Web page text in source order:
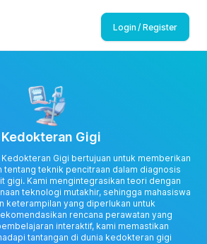
Login / Register
Gigi
Gigi bertujuan untuk memberikan
tentang teknik pencitraan dalam diagnosis
gigi. Kami mengintegrasikan teori dengan
teknologi mutakhir, sehingga mahasiswa
keterampilan yang diperlukan untuk
rencana perawatan yang
interaktif, kami memastikan
tantangan di dunia kedokteran gigi